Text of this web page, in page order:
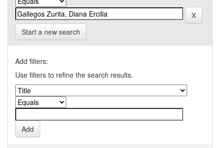
Start a new search
Add filters:
Use filters to refine the search results.